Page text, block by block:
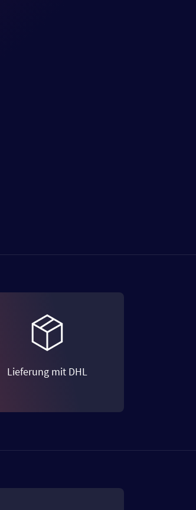
Lieferung mit DHL